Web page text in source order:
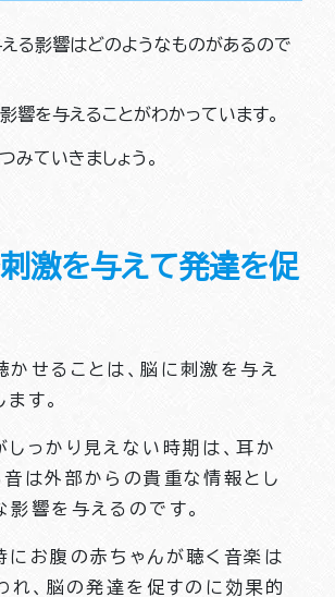
る影響はどのようなものがあるので
響を与えることがわかっています。
みていきましょう。
激を与えて発達を促
かせることは、脳に刺激を与え
す。
しっかり見えない時期は、耳か
音は外部からの貴重な情報とし
影響を与えるのです。
にお腹の赤ちゃんが聴く音楽は
われ、脳の発達を促すのに効果的